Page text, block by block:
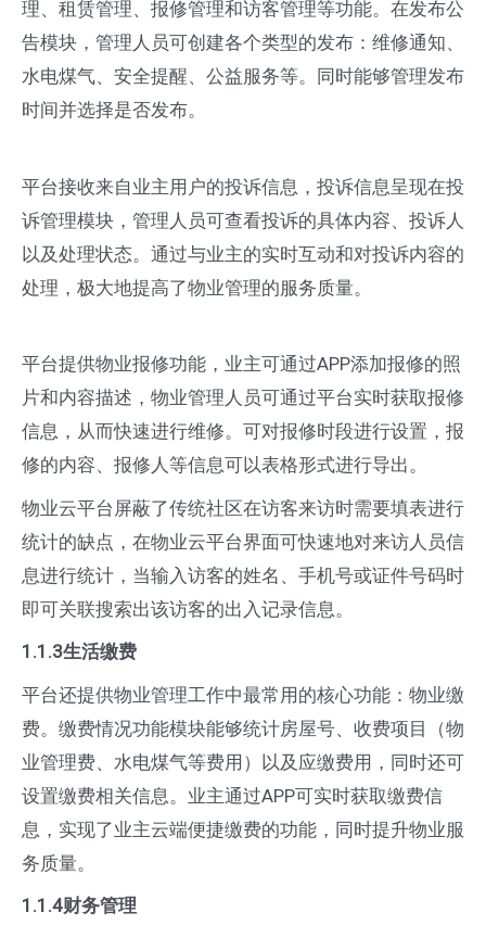
理、租赁管理、报修管理和访客管理等功能。在发布公
告模块，管理人员可创建各个类型的发布：维修通知、
水电煤气、安全提醒、公益服务等。同时能够管理发布
时间并选择是否发布。
平台接收来自业主用户的投诉信息，投诉信息呈现在投
诉管理模块，管理人员可查看投诉的具体内容、投诉人
以及处理状态。通过与业主的实时互动和对投诉内容的
处理，极大地提高了物业管理的服务质量。
平台提供物业报修功能，业主可通过APP添加报修的照
片和内容描述，物业管理人员可通过平台实时获取报修
信息，从而快速进行维修。可对报修时段进行设置，报
修的内容、报修人等信息可以表格形式进行导出。
物业云平台屏蔽了传统社区在访客来访时需要填表进行
统计的缺点，在物业云平台界面可快速地对来访人员信
息进行统计，当输入访客的姓名、手机号或证件号码时
即可关联搜索出该访客的出入记录信息。
1.1.3生活缴费
平台还提供物业管理工作中最常用的核心功能：物业缴
费。缴费情况功能模块能够统计房屋号、收费项目（物
业管理费、水电煤气等费用）以及应缴费用，同时还可
设置缴费相关信息。业主通过APP可实时获取缴费信
息，实现了业主云端便捷缴费的功能，同时提升物业服
务质量。
1.1.4财务管理